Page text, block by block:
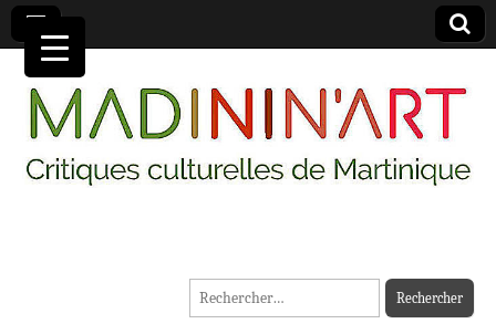
MADININ'ART
Rechercher :